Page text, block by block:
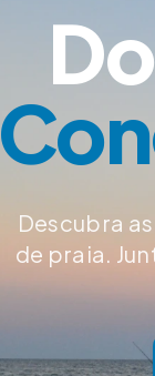
Descubra
de praia.